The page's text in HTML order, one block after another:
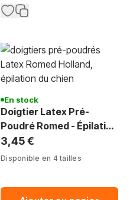
En stock
Doigtier Latex Pré-
Poudré Romed - Épilation
Chien & Toilettage
3,45 €
Disponible en 4 tailles